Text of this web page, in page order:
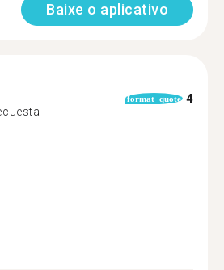
Baixe o aplicativo
format_quote 4